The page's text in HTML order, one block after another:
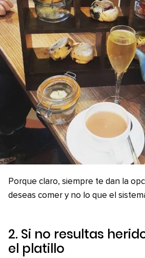
Porque claro, siempre te dan la
deseas comer y no lo que el
2. Si no resultas
el platillo